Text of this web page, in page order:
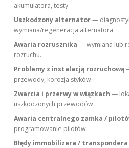
akumulatora, testy.
Uszkodzony alternator—
wymiana/regeneracja alternatora.
Awaria rozrusznika — wymiana lub
rozruchu.
Problemy z instalacją rozruchową
przewody, korozja styków.
Zwarcia i przerwy w wiązkach —
uszkodzonych przewodów.
Awaria centralnego zamka /
programowanie pilotów.
Błędy immobilizera / transpondera